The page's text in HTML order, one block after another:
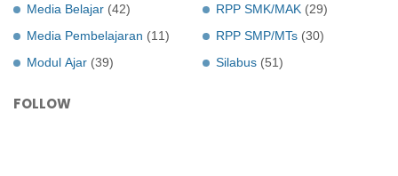
Media Belajar (42)
Media Pembelajaran (11)
Modul Ajar (39)
RPP SMK/MAK (29)
RPP SMP/MTs (30)
Silabus (51)
FOLLOW